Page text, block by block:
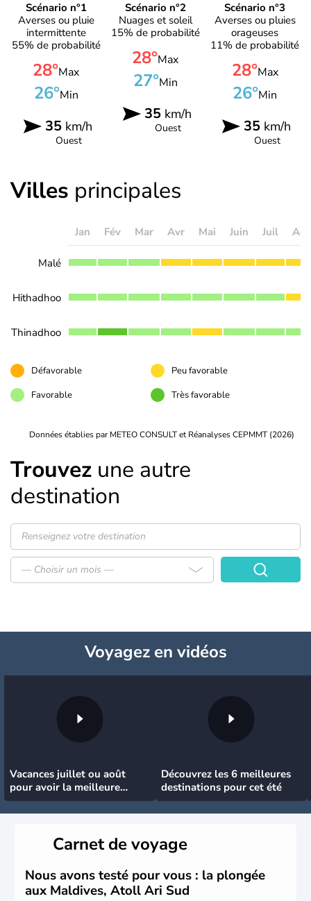
Scénario n°1
Averses ou pluie
intermittente
55% de probabilité
28°Max
26°Min
35km/h
Ouest
Scénario n°2
Nuages et soleil
15% de probabilité
28°Max
27°Min
35km/h
Ouest
Scénario n°3
Averses ou pluies
orageuses
11% de probabilité
28°Max
26°Min
35 km/h
Ouest
Villes principales
Jan Fév Mar Avr Mai Juin Juil
Malé
Hithadhoo
Thinadhoo
Défavorable
Peu favorable
Favorable
Très favorable
Données établies par METEO CONSULT et Réanalyses CEPMMT (2026)
Trouvez une autre
destination
— Choisir un mois —
Voyagezen vidéos
Vacances juillet ou août
pour avoir la meilleure
météo
Découvrez les 6 meilleures
destinations pour cet été
Carnet de voyage
Nous avons testé pour vous : la plongée
aux Maldives, Atoll Ari Sud